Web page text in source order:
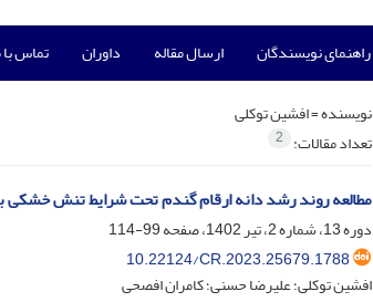
راهنمای نویسندگان ارسال مقاله داوران تماس با
نویسنده =افشین توکلی
تعداد مقالات: 2
مطالعه روند رشد دانه ارقام گندم تحت شرایط تنش خشکی
دوره 13، شماره 2، تیر 1402، صفحه
99-114
10.22124/CR.2023.25679.1788
افشین توکلی؛ علیرضا حسنی؛ کامران افصحی